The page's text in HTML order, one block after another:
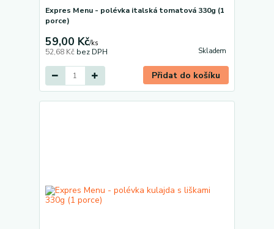
Expres Menu - polévka italská tomatová 330g (1
porce)
59,00 Kč/ks
52,68 Kč bez DPH Skladem
Přidat do košíku